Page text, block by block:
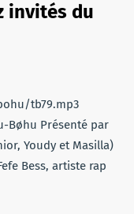
invités du
tb79.mp3
Bøhu Présenté par
Youdy et Masilla)
Bess, artiste rap